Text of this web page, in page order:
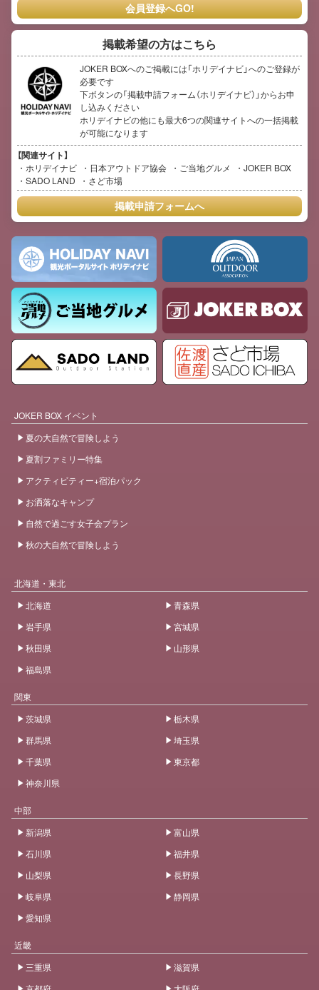
会員登録へGO!
掲載希望の方はこちら
JOKER BOXへのご掲載には「ホリデイナビ」へのご登録が
必要です
下ボタンの「掲載申請フォーム（ホリデイナビ）」からお申
し込みください
ホリデイナビの他にも最大6つの関連サイトへの一括掲載
が可能になります
【関連サイト】
ホリデイナビ 日本アウトドア協会 ご当地グルメ
JOKER BOX
SADO LAND
さど市場
掲載申請フォームへ
JOKER BOX イベント
夏の大自然で冒険しよう
夏割ファミリー特集
アクティビティー+宿泊パック
お洒落なキャンプ
自然で過ごす女子会プラン
秋の大自然で冒険しよう
北海道・東北
北海道
青森県
岩手県
宮城県
秋田県
山形県
福島県
関東
茨城県
栃木県
群馬県
埼玉県
千葉県
東京都
神奈川県
中部
新潟県
富山県
石川県
福井県
山梨県
長野県
岐阜県
静岡県
愛知県
近畿
三重県
滋賀県